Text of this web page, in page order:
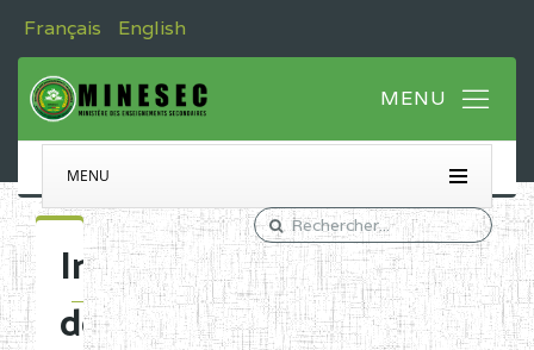
Français English
MENU
Immatriculation
des